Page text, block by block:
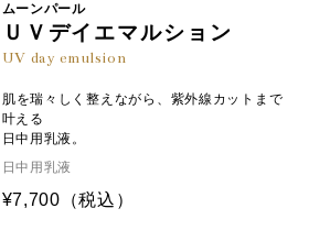
ムーンパール
ＵＶデイエマルション
UV day emulsion
肌を瑞々しく整えながら、紫外線カットまで
叶える
日中用乳液。
日中用乳液
¥7,700 （税込）